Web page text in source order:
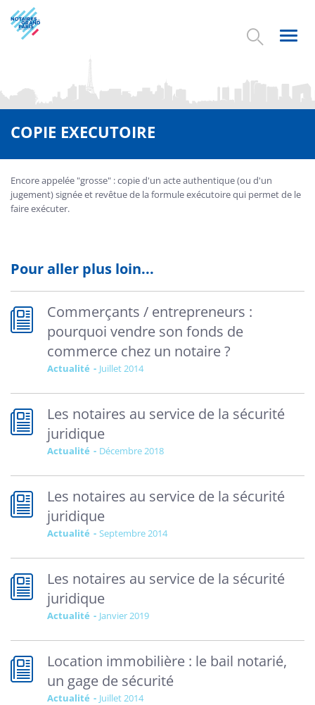
Aller
au
contenu
COPIE EXECUTOIRE
Encore appelée "grosse" : copie d'un acte authentique (ou d'un
jugement) signée et revêtue de la formule exécutoire qui permet de le
faire exécuter.
Pour aller plus loin...
Commerçants / entrepreneurs :
pourquoi vendre son fonds de
commerce chez un notaire ?
Actualité juillet 2014
Les notaires au service de la sécurité
juridique
Actualité décembre 2018
Les notaires au service de la sécurité
juridique
Actualité septembre 2014
Les notaires au service de la sécurité
juridique
Actualité janvier 2019
Location immobilière : le bail notarié,
un gage de sécurité
Actualité juillet 2014